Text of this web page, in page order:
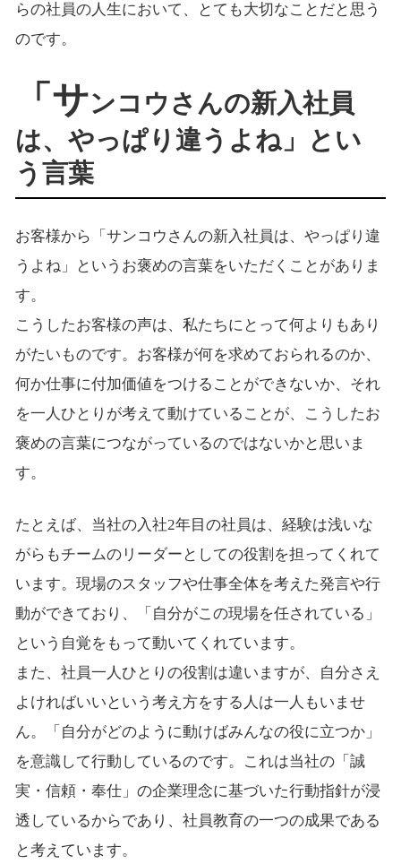
らの社員の人生において、とても大切なことだと思う
のです。
「サンコウさんの新入社員
は、やっぱり違うよね」とい
う言葉
お客様から「サンコウさんの新入社員は、やっぱり違
うよね」というお褒めの言葉をいただくことがありま
す。
こうしたお客様の声は、私たちにとって何よりもあり
がたいものです。お客様が何を求めておられるのか、
何か仕事に付加価値をつけることができないか、それ
を一人ひとりが考えて動けていることが、こうしたお
褒めの言葉につながっているのではないかと思いま
す。
たとえば、当社の入社2年目の社員は、経験は浅いな
がらもチームのリーダーとしての役割を担ってくれて
います。現場のスタッフや仕事全体を考えた発言や行
動ができており、「自分がこの現場を任されている」
という自覚をもって動いてくれています。
また、社員一人ひとりの役割は違いますが、自分さえ
よければいいという考え方をする人は一人もいませ
ん。「自分がどのように動けばみんなの役に立つか」
を意識して行動しているのです。これは当社の「誠
実・信頼・奉仕」の企業理念に基づいた行動指針が浸
透しているからであり、社員教育の一つの成果である
と考えています。